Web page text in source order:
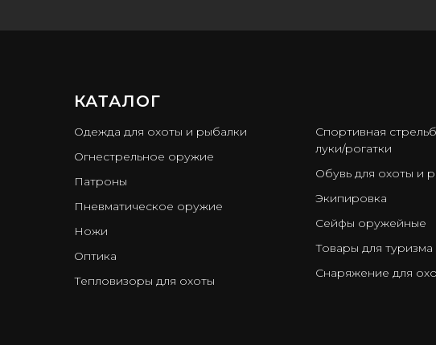
КАТАЛОГ
Одежда для охоты и рыбалки
Огнестрельное оружие
Патроны
Пневматическое оружие
Ножи
Оптика
Тепловизоры для охоты
Спортивная
луки/рогатки
Обувь для охоты и
Экипировка
Сейфы оружейные
Товары для туризма
Снаряжение для